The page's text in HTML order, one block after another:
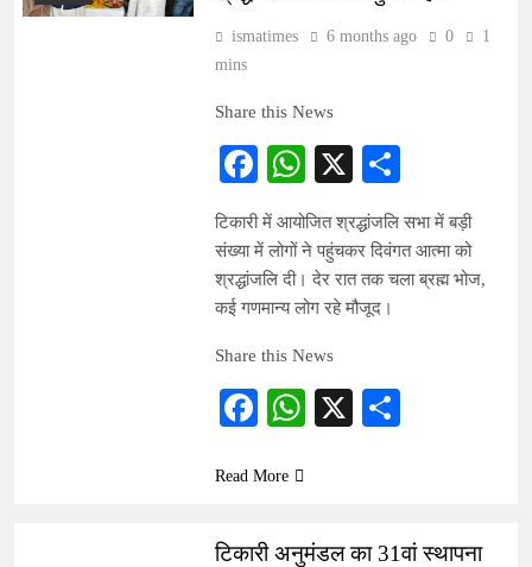
ismatimes 6 months ago 0
1
mins
Share this News
Facebook
WhatsApp
X
टिकारी में आयोजित श्रद्धांजलि सभा में बड़ी
संख्या में लोगों ने पहुंचकर दिवंगत आत्मा को
श्रद्धांजलि दी। देर रात तक चला ब्रह्म भोज,
कई गणमान्य लोग रहे मौजूद।
Share this News
Facebook
WhatsApp
X
Read More
टिकारी अनुमंडल का 31वां स्थापना